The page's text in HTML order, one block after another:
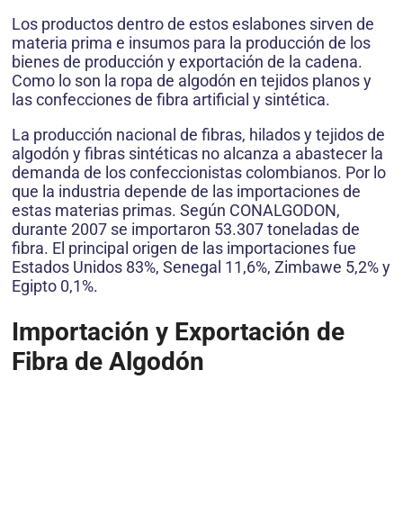
Los productos dentro de estos eslabones sirven de
materia prima e insumos para la producción de los
bienes de producción y exportación de la cadena.
Como lo son la ropa de algodón en tejidos planos y
las confecciones de fibra artificial y sintética.
La producción nacional de fibras, hilados y tejidos de
algodón y fibras sintéticas no alcanza a abastecer la
demanda de los confeccionistas colombianos. Por lo
que la industria depende de las importaciones de
estas materias primas. Según CONALGODON,
durante 2007 se importaron 53.307 toneladas de
fibra. El principal origen de las importaciones fue
Estados Unidos 83%, Senegal 11,6%, Zimbawe 5,2% y
Egipto 0,1%.
Importación y Exportación de
Fibra de Algodón